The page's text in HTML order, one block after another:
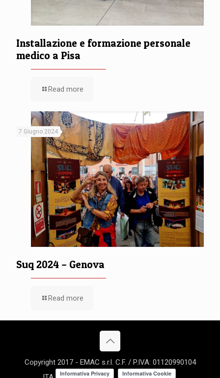
Installazione e formazione personale
medico a Pisa
Read more
7 Giugno 2024
Suq 2024 – Genova
Read more
Copyright 2017 - EMAC s.r.l. C.F. / P.IVA: 01120990104